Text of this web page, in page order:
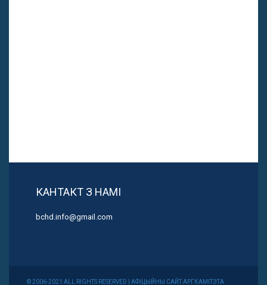
КАНТАКТ З НАМІ
bchd.info@gmail.com
© 2006-2021 ALL RIGHTS RESERVED | АФІЦЫЙНЫ САЙТ АРГКАМІТЭТА